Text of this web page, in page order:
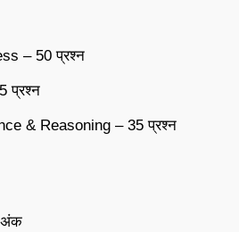
– 50 प्रश्न
प्रश्न
& Reasoning – 35 प्रश्न
अंक